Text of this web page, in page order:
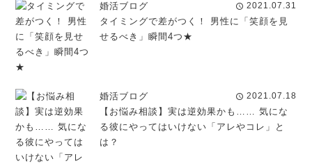
婚活ブログ
タイミングで差がつく！ 男性に「笑顔を見
せるべき」瞬間4つ★
schedule 2021.07.31
婚活ブログ
【お悩み相談】実は逆効果かも…… 気にな
る彼にやってはいけない「アレやコレ」と
は？
schedule 2021.07.18